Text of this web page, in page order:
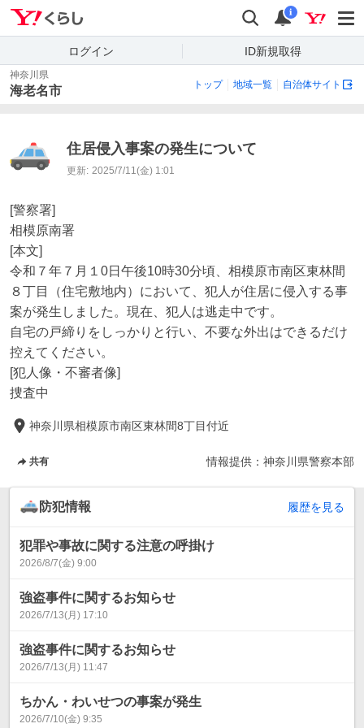
検索 通知
i
ログイン ID新規取得
神奈川県
海老名市 トップ 地域一覧 自治体サイト
住居侵入事案の発生について
更新: 2025/7/11(金) 1:01
[警察署]
相模原南署
[本文]
令和７年７月１0日午後10時30分頃、相模原市南区東林間
８丁目（住宅敷地内）において、犯人が住居に侵入する事
案が発生しました。現在、犯人は逃走中です。
自宅の戸締りをしっかりと行い、不要な外出はできるだけ
控えてください。
[犯人像・不審者像]
捜査中
神奈川県相模原市南区東林間8丁目付近
共有 情報提供： 神奈川県警察本部
防犯情報 履歴を見る
犯罪や事故に関する注意の呼掛け
2026/8/7(金) 9:00
強盗事件に関するお知らせ
2026/7/13(月) 17:10
強盗事件に関するお知らせ
2026/7/13(月) 11:47
ちかん・わいせつの事案が発生
2026/7/10(金) 9:35